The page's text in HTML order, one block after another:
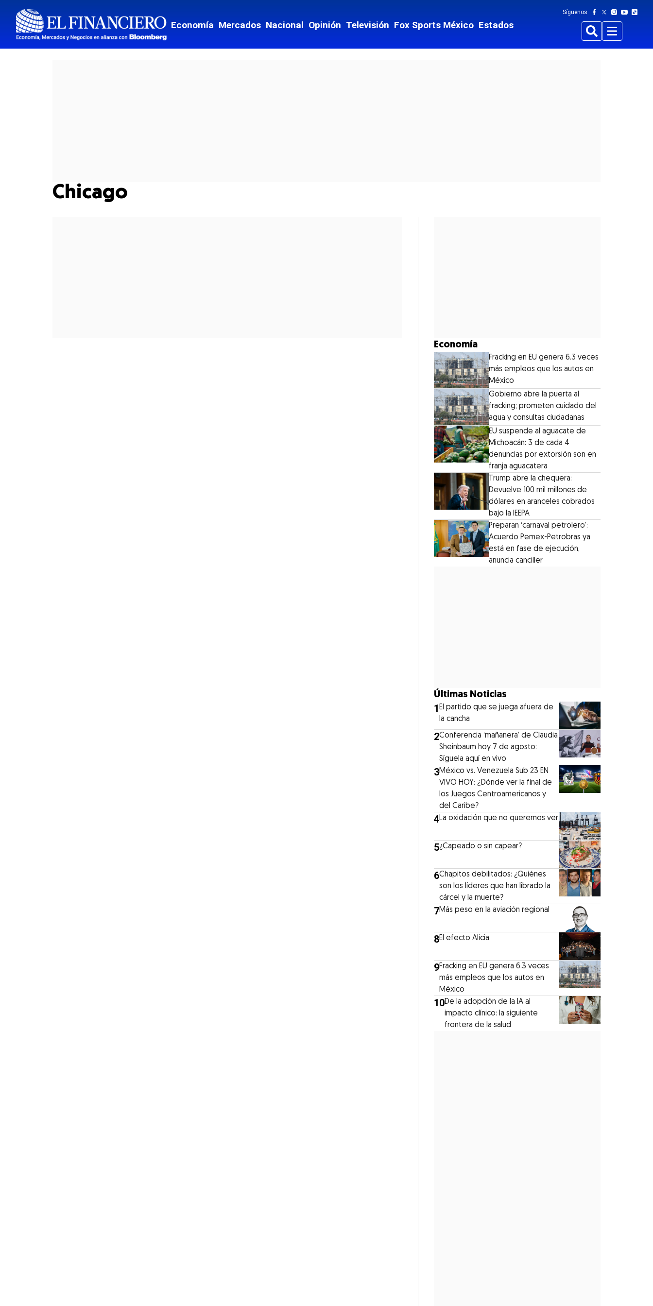
Economía Mercados Nacional Opinión Televisión Fox Sports México Estados
Síguenos
BuscarMenu
Chicago
Economía
Fracking en EU genera 6.3 veces
más empleos que los autos en
México
Gobierno abre la puerta al
fracking; prometen cuidado del
agua y consultas ciudadanas
EU suspende al aguacate de
Michoacán: 3 de cada 4
denuncias por extorsión son en
franja aguacatera
Trump abre la chequera:
Devuelve 100 mil millones de
dólares en aranceles cobrados
bajo la IEEPA
Preparan ‘carnaval petrolero’:
Acuerdo Pemex-Petrobras ya
está en fase de ejecución,
anuncia canciller
Últimas Noticias
1El partido que se juega afuera de
la cancha
2Conferencia ‘mañanera’ de Claudia
Sheinbaum hoy 7 de agosto:
Síguela aquí en vivo
3México vs. Venezuela Sub 23 EN
VIVO HOY: ¿Dónde ver la final de
los Juegos Centroamericanos y
del Caribe?
4La oxidación que no queremos ver
5¿Capeado o sin capear?
6Chapitos debilitados: ¿Quiénes
son los líderes que han librado la
cárcel y la muerte?
7Más peso en la aviación regional
8El efecto Alicia
9Fracking en EU genera 6.3 veces
más empleos que los autos en
México
10De la adopción de la IA al
impacto clínico: la siguiente
frontera de la salud